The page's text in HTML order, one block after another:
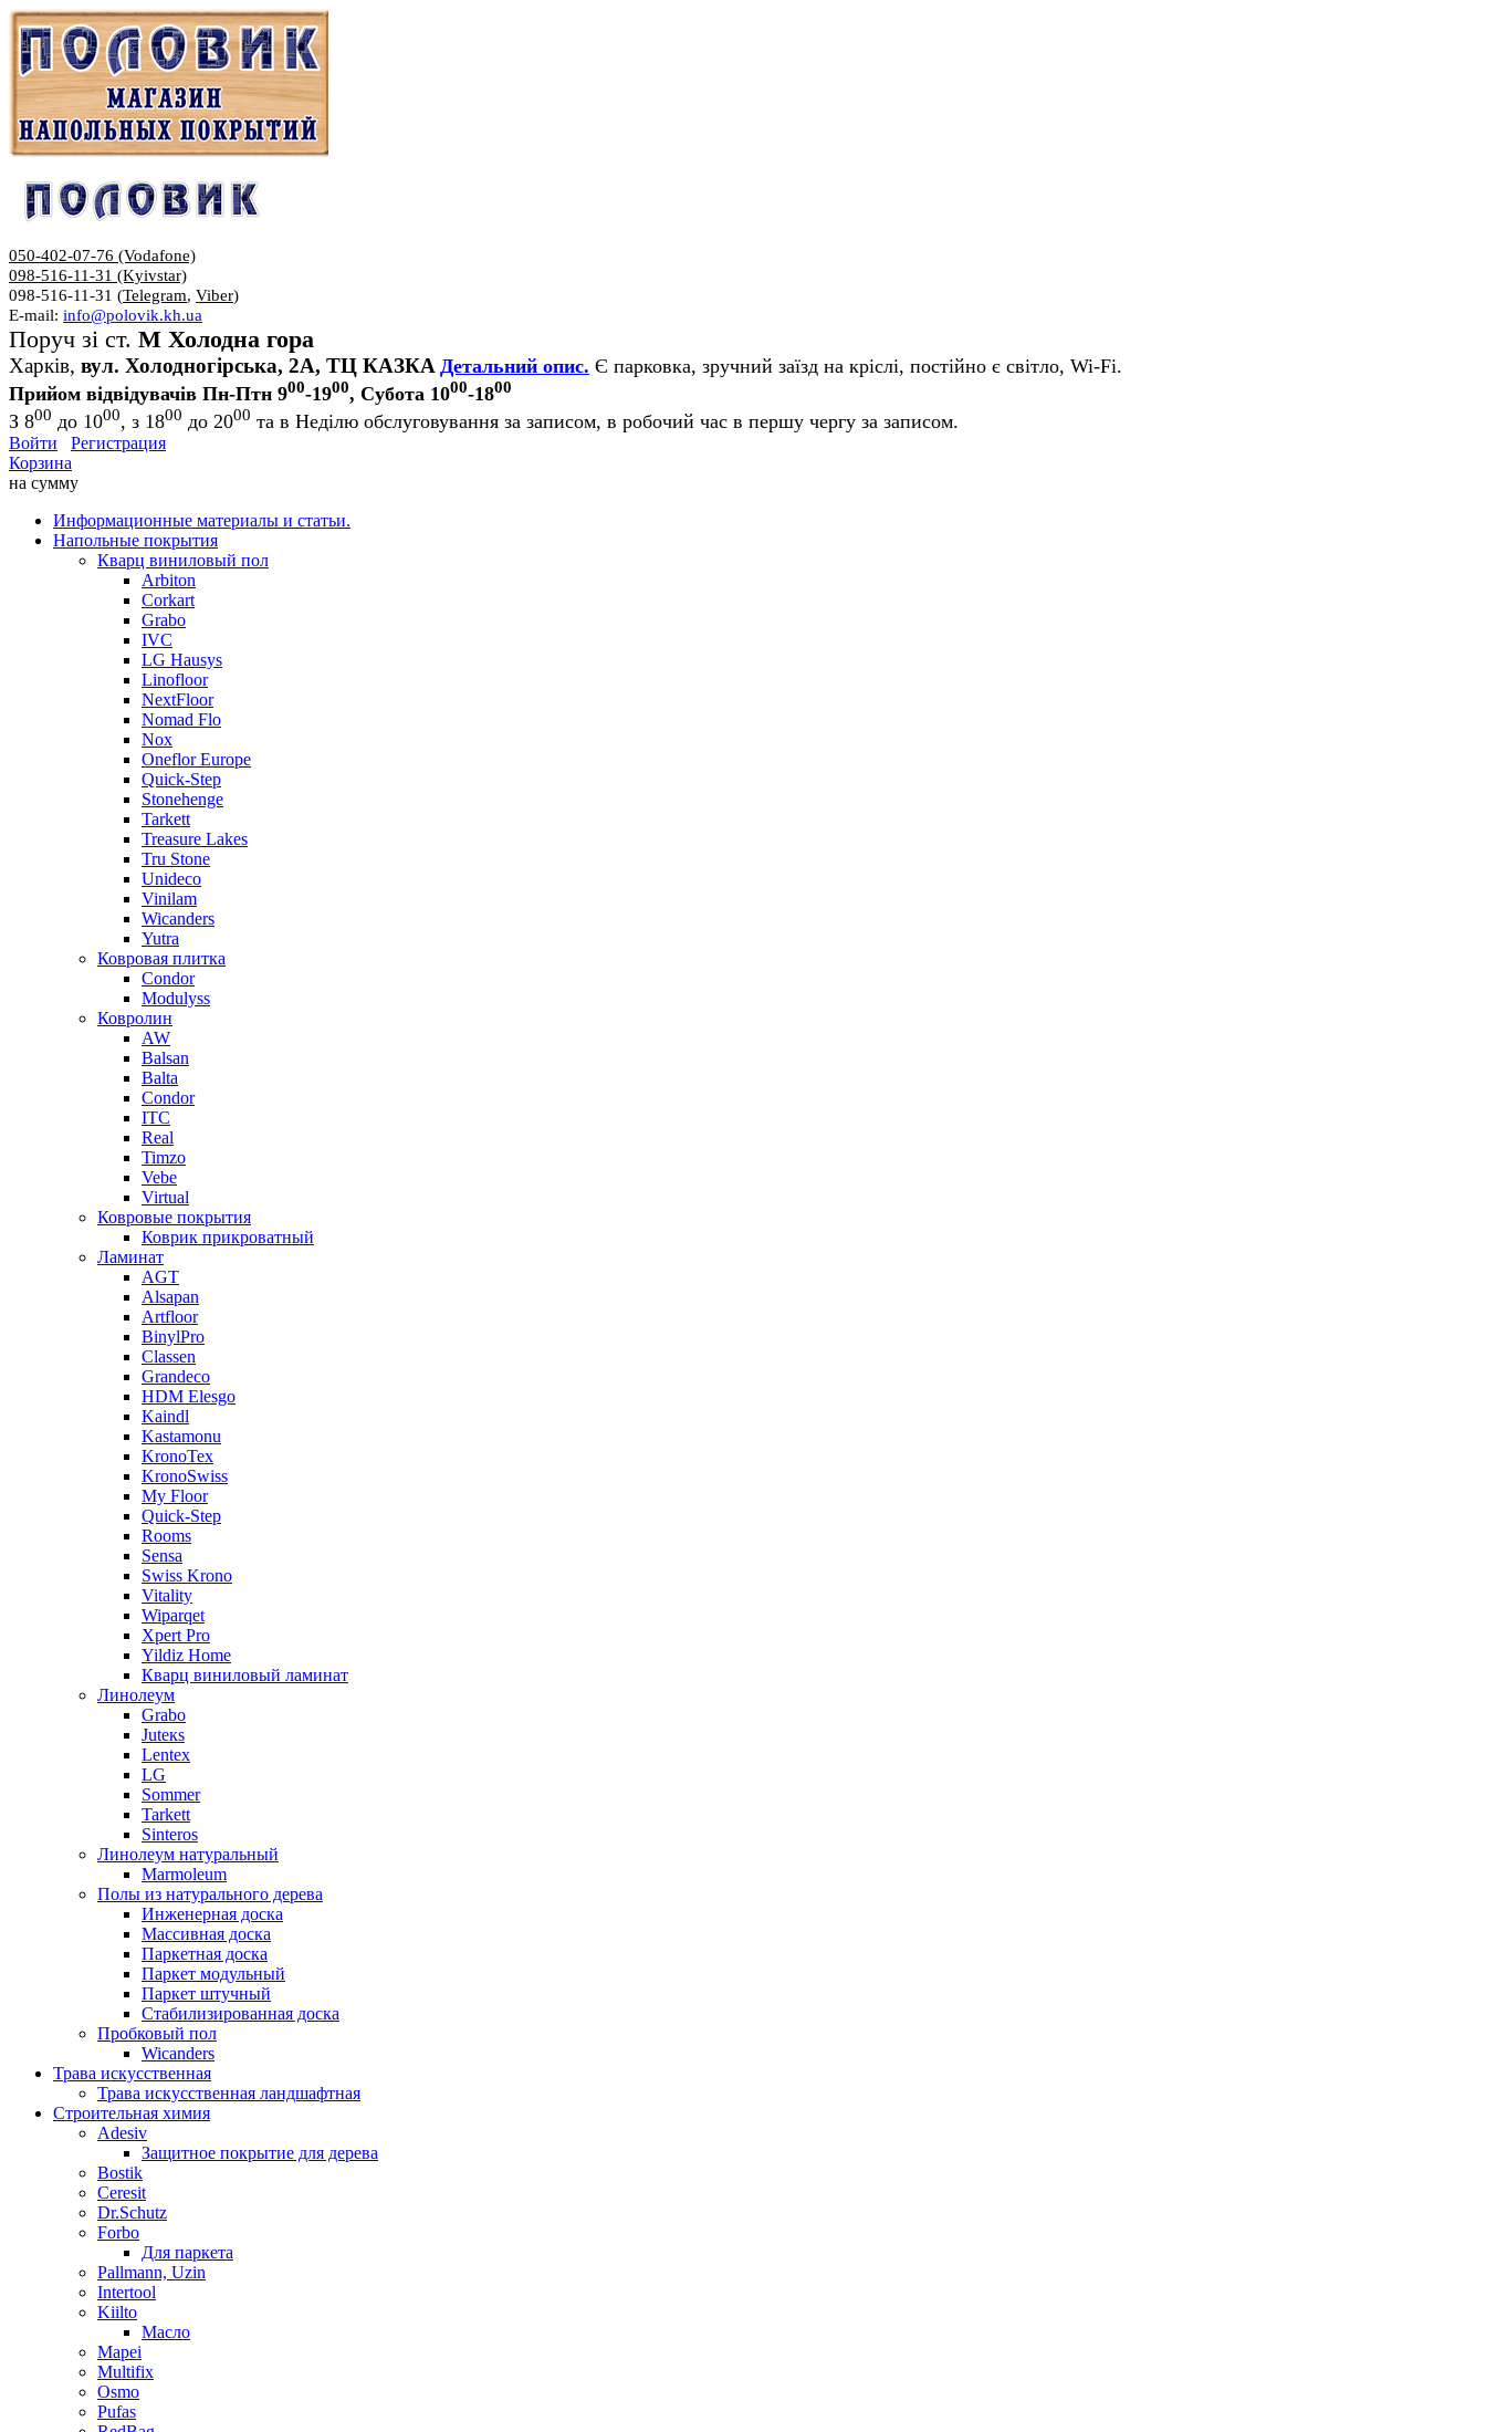
050-402-07-76 (Vodafone)
098-516-11-31 (Kyivstar)
098-516-11-31 (Telegram, Viber)
E-mail: info@polovik.kh.ua
Поруч зі ст. М Холодна гора
Харків, вул. Холодногірська, 2А, ТЦ КАЗКА Детальний опис. Є парковка, зручний заїзд на кріслі, постійно є світло, Wi-Fi.
Прийом відвідувачів Пн-Птн 900-1900, Субота 1000-1800
З 800 до 1000, з 1800 до 2000 та в Неділю обслуговування за записом, в робочий час в першу чергу за записом.
Войти
Регистрация
Корзина
на сумму
Информационные материалы и статьи.
Напольные покрытия
Кварц виниловый пол
Arbiton
Corkart
Grabo
IVC
LG Hausys
Linofloor
NextFloor
Nomad Flo
Nox
Oneflor Europe
Quick-Step
Stonehenge
Tarkett
Treasure Lakes
Tru Stone
Unideco
Vinilam
Wicanders
Yutra
Ковровая плитка
Condor
Modulyss
Ковролин
AW
Balsan
Balta
Condor
ITC
Real
Timzo
Vebe
Virtual
Ковровые покрытия
Коврик прикроватный
Ламинат
AGT
Alsapan
Artfloor
BinylPro
Classen
Grandeco
HDM Elesgo
Kaindl
Kastamonu
KronoTex
KronoSwiss
My Floor
Quick-Step
Rooms
Sensa
Swiss Krono
Vitality
Wiparqet
Xpert Pro
Yildiz Home
Кварц виниловый ламинат
Линолеум
Grabo
Juteкs
Lentex
LG
Sommer
Tarkett
Sinteros
Линолеум натуральный
Marmoleum
Полы из натурального дерева
Инженерная доска
Массивная доска
Паркетная доска
Паркет модульный
Паркет штучный
Стабилизированная доска
Пробковый пол
Wicanders
Трава искусственная
Трава искусственная ландшафтная
Строительная химия
Adesiv
Защитное покрытие для дерева
Bostik
Ceresit
Dr.Schutz
Forbo
Для паркета
Pallmann, Uzin
Intertool
Kiilto
Масло
Mapei
Multifix
Osmo
Pufas